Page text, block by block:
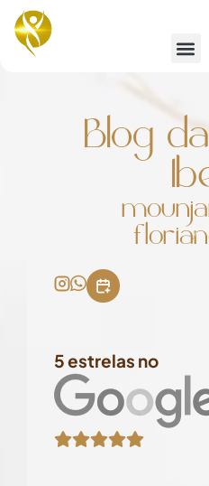
Blog
5 estrelas no